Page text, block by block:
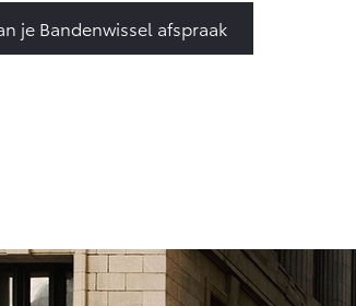
Vanaf € 46.301,-
je Bandenwissel afspraak